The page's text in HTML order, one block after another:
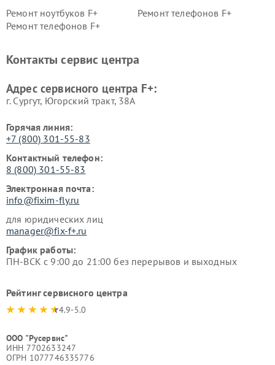
Ремонт ноутбуков F+
Ремонт телефонов F+
Ремонт телефонов F+
Контакты сервис центра
Адрес сервисного центра F+:
г. Сургут, Югорский тракт, 38А
Горячая линия:
+7 (800) 301-55-83
Контактный телефон:
8 (800) 301-55-83
Электронная почта:
info@fixim-fly.ru
для юридических лиц
manager@fix-f+.ru
График работы:
ПН-ВСК с 9:00 до 21:00 без перерывов и выходных
Рейтинг сервисного центра
4.9-5.0
ООО "Русервис"
ИНН 7702633247
ОГРН 1077746335776